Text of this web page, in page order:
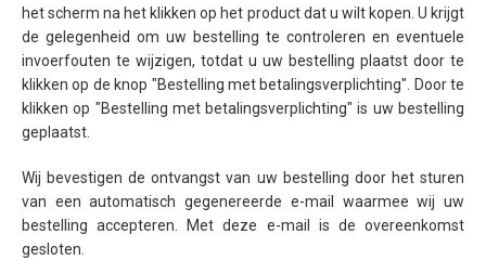
het scherm na het klikken op het product dat u wilt kopen. U krijgt
de gelegenheid om uw bestelling te controleren en eventuele
invoerfouten te wijzigen, totdat u uw bestelling plaatst door te
klikken op de knop "Bestelling met betalingsverplichting". Door te
klikken op "Bestelling met betalingsverplichting" is uw bestelling
geplaatst.
Wij bevestigen de ontvangst van uw bestelling door het sturen
van een automatisch gegenereerde e-mail waarmee wij uw
bestelling accepteren. Met deze e-mail is de overeenkomst
gesloten.